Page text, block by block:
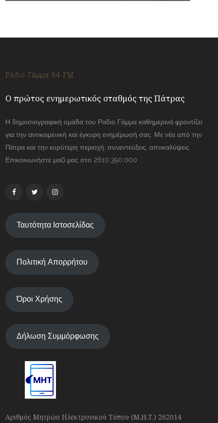
Ράδιο Γάμμα 94 FM
Ο πρώτος ενημερωτικός σταθμός της Πάτρας
Η δημοσιογραφική ομάδα του Ραδιο Γάμμα καθημερινά φροντίζει
για την αντικειμενική και έγκυρη ενημέρωσή σας. Με νέα από την
Πάτρα και την ευρύτερη περιοχή, συνεντεύξεις, αποκαλύψεις.
Επικοινωνήστε μαζί μας στο 2610.390.000
Ταυτότητα Ιστοσελίδας
Πολιτική Απορρήτου
Όροι Χρήσης
Δήλωση Συμμόρφωσης
Αριθμός Μητρώο Ηλεκτρονικού Τύπου (Μ.Η.Τ.) 262014